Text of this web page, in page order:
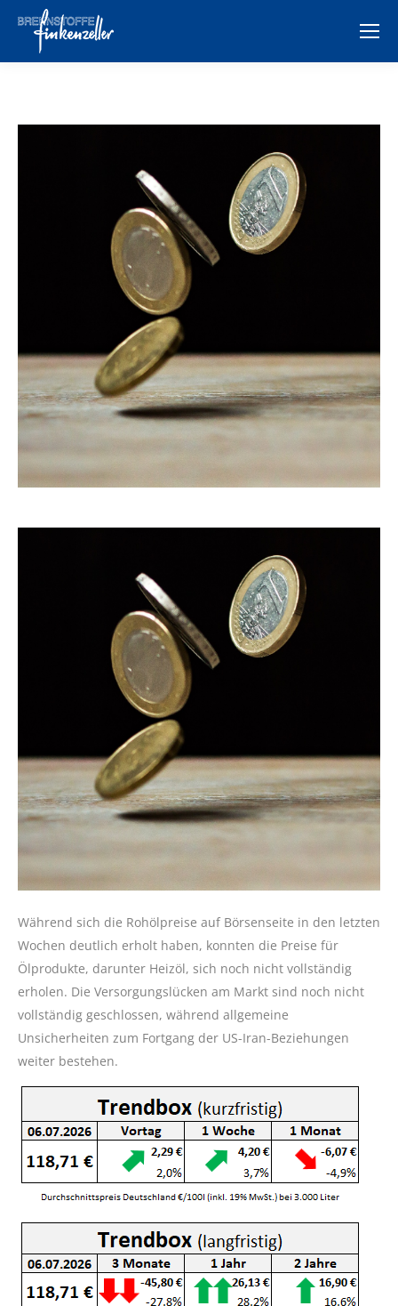
Während sich die Rohölpreise auf Börsenseite in den letzten
Wochen deutlich erholt haben, konnten die Preise für
Ölprodukte, darunter Heizöl, sich noch nicht vollständig
erholen. Die Versorgungslücken am Markt sind noch nicht
vollständig geschlossen, während allgemeine
Unsicherheiten zum Fortgang der US-Iran-Beziehungen
weiter bestehen.